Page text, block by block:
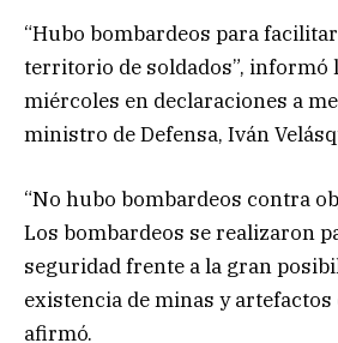
“Hubo bombardeos para
territorio de soldados”, informó
miércoles en declaraciones a
ministro de Defensa, Iván
“No hubo bombardeos contra
Los bombardeos se realizaron
seguridad frente a la gran
existencia de minas y artefactos
afirmó.